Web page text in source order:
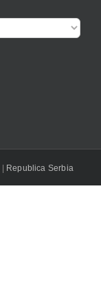
Republica Serbia